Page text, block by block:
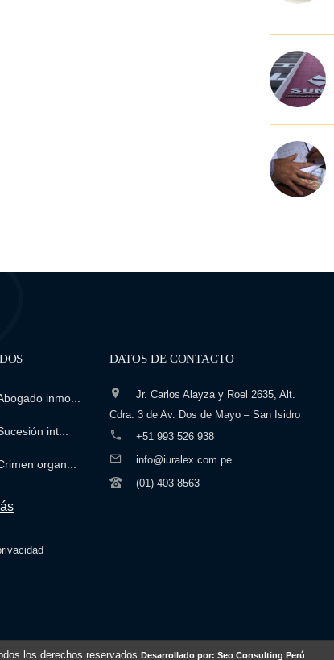
inmo...
int...
organ...
DATOS DE CONTACTO
Jr. Carlos Alayza y Roel 2635, Alt.
Cdra. 3 de Av. Dos de Mayo – San Isidro
+51 993 526 938
info@iuralex.com.pe
(01) 403-8563
los derechos reservados Desarrollado por: Seo Consulting Perú